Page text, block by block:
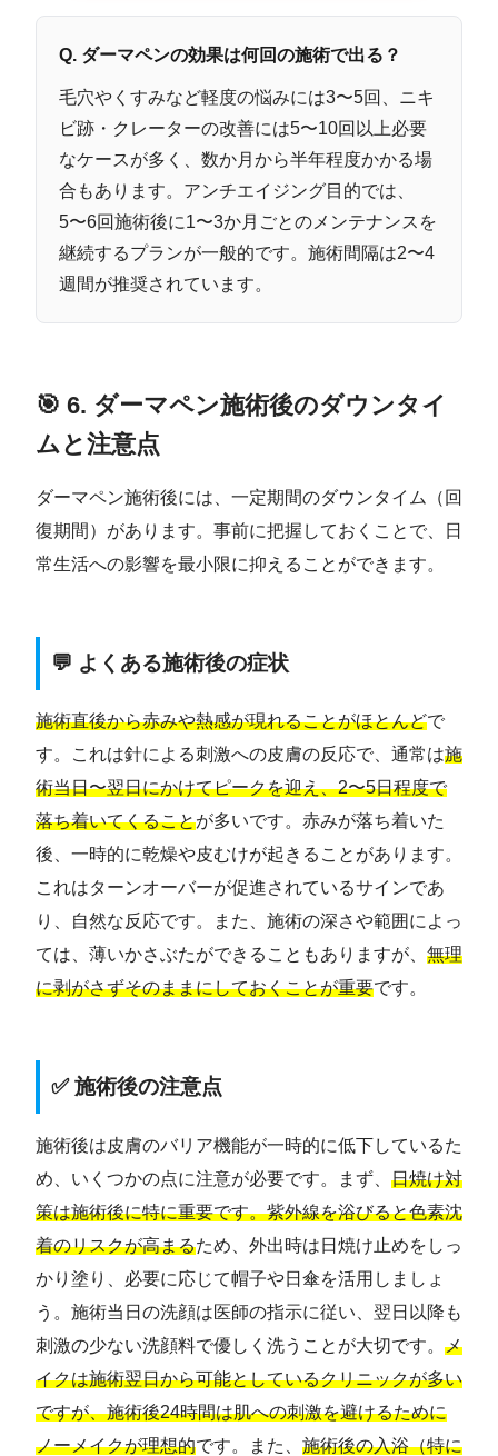
Q. ダーマペンの効果は何回の施術で出る？
毛穴やくすみなど軽度の悩みには3〜5回、ニキ
ビ跡・クレーターの改善には5〜10回以上必要
なケースが多く、数か月から半年程度かかる場
合もあります。アンチエイジング目的では、
5〜6回施術後に1〜3か月ごとのメンテナンスを
継続するプランが一般的です。施術間隔は2〜4
週間が推奨されています。
🎯 6. ダーマペン施術後のダウンタイ
ムと注意点
ダーマペン施術後には、一定期間のダウンタイム（回
復期間）があります。事前に把握しておくことで、日
常生活への影響を最小限に抑えることができます。
💬 よくある施術後の症状
施術直後から赤みや熱感が現れることがほとんどで
す。これは針による刺激への皮膚の反応で、通常は施
術当日〜翌日にかけてピークを迎え、2〜5日程度で
落ち着いてくることが多いです。赤みが落ち着いた
後、一時的に乾燥や皮むけが起きることがあります。
これはターンオーバーが促進されているサインであ
り、自然な反応です。また、施術の深さや範囲によっ
ては、薄いかさぶたができることもありますが、 無理
に剥がさずそのままにしておくことが重要です。
✅ 施術後の注意点
施術後は皮膚のバリア機能が一時的に低下しているた
め、いくつかの点に注意が必要です。まず、 日焼け対
策は施術後に特に重要です。紫外線を浴びると色素沈
着のリスクが高まるため、外出時は日焼け止めをしっ
かり塗り、必要に応じて帽子や日傘を活用しましょ
う。施術当日の洗顔は医師の指示に従い、翌日以降も
刺激の少ない洗顔料で優しく洗うことが大切です。 メ
イクは施術翌日から可能としているクリニックが多い
ですが、施術後24時間は肌への刺激を避けるために
ノーメイクが理想的です。また、 施術後の入浴（特に